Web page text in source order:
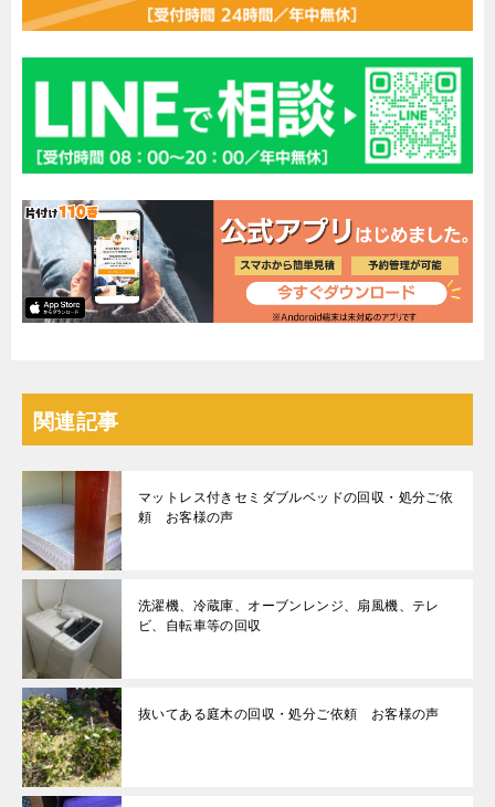
関連記事
マットレス付きセミダブルベッドの回収・処分ご依
頼 お客様の声
洗濯機、冷蔵庫、オーブンレンジ、扇風機、テレ
ビ、自転車等の回収
抜いてある庭木の回収・処分ご依頼 お客様の声